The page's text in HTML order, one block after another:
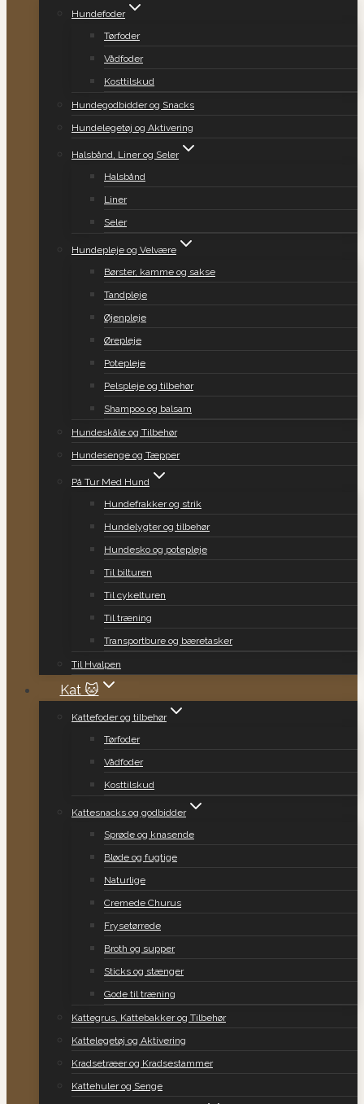
Hundefoder
Tørfoder
Vådfoder
Kosttilskud
Hundegodbidder og Snacks
Hundelegetøj og Aktivering
Halsbånd, Liner og Seler
Halsbånd
Liner
Seler
Hundepleje og Velvære
Børster, kamme og sakse
Tandpleje
Øjenpleje
Ørepleje
Potepleje
Pelspleje og tilbehør
Shampoo og balsam
Hundeskåle og Tilbehør
Hundesenge og Tæpper
På Tur Med Hund
Hundefrakker og strik
Hundelygter og tilbehør
Hundesko og potepleje
Til bilturen
Til cykelturen
Til træning
Transportbure og bæretasker
Til Hvalpen
Kat 🐱
Kattefoder og tilbehør
Tørfoder
Vådfoder
Kosttilskud
Kattesnacks og godbidder
Sprøde og knasende
Bløde og fugtige
Naturlige
Cremede Churus
Frysetørrede
Broth og supper
Sticks og stænger
Gode til træning
Kattegrus, Kattebakker og Tilbehør
Kattelegetøj og Aktivering
Kradsetræer og Kradsestammer
Kattehuler og Senge